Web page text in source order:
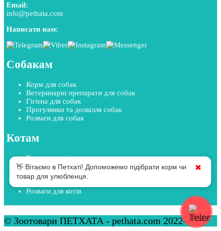
Email:
info@pethata.com
Написати нам:
Собакам
Корм для собак
Ветеринарні препарати для собак
Гігієна для собак
Прогулянки та дозвілля собак
Розваги для собак
Котам
Корм для котів
Ветеринарні препарати для котів
Гігієна для котів
Прогулянки та дозвілля котів
Розваги для котів
© Зоотовари ПЕТХАТА - pethata.com 2022-2026
👋 Вітаємо в Петхаті! Допоможемо підібрати корм чи
товар для улюбленця.
✖